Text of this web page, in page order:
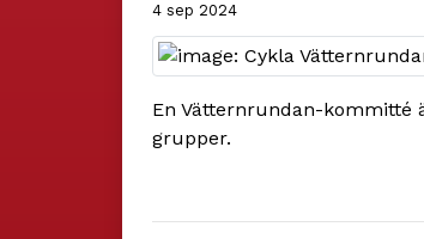
4 sep 2024
En Vätternrundan-kommitté
grupper.